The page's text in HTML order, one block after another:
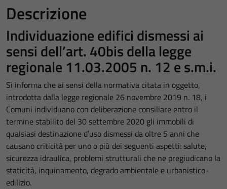
Descrizione
Individuazione edifici dismessi ai
sensi dell’art. 40bis della legge
regionale 11.03.2005 n. 12 e s.m.i.
Si informa che ai sensi della normativa citata in oggetto,
introdotta dalla legge regionale 26 novembre 2019 n. 18, i
Comuni individuano con deliberazione consiliare entro il
termine stabilito del 30 settembre 2020 gli immobili di
qualsiasi destinazione d’uso dismessi da oltre 5 anni che
causano criticità per uno o più dei seguenti aspetti: salute,
sicurezza idraulica, problemi strutturali che ne pregiudicano la
staticità, inquinamento, degrado ambientale e urbanistico-
edilizio.